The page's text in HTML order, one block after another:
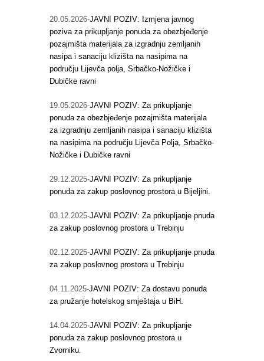
20.05.2026-JAVNI POZIV: Izmjena javnog
poziva za prikupljanje ponuda za obezbjeđenje
pozajmišta materijala za izgradnju zemljanih
nasipa i sanaciju klizišta na nasipima na
području Lijevča polja, Srbačko-Nožičke i
Dubičke ravni
19.05.2026-JAVNI POZIV: Za prikupljanje
ponuda za obezbjeđenje pozajmišta materijala
za izgradnju zemljanih nasipa i sanaciju klizišta
na nasipima na području Lijevča Polja, Srbačko-
Nožičke i Dubičke ravni
29.12.2025-JAVNI POZIV: Za prikupljanje
ponuda za zakup poslovnog prostora u Bijeljini.
03.12.2025-JAVNI POZIV: Za prikupljanje pnuda
za zakup poslovnog prostora u Trebinju
02.12.2025-JAVNI POZIV: Za prikupljanje pnuda
za zakup poslovnog prostora u Trebinju
04.11.2025-JAVNI POZIV: Za dostavu ponuda
za pružanje hotelskog smještaja u BiH.
14.04.2025-JAVNI POZIV: Za prikupljanje
ponuda za zakup poslovnog prostora u
Zvorniku.